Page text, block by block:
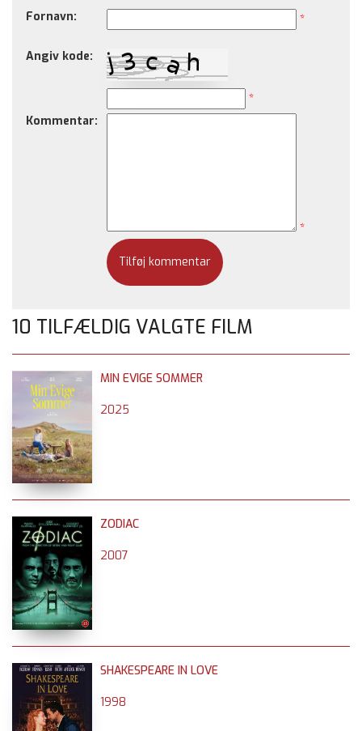
Fornavn:
*
Angiv kode:
*
Kommentar:
*
10 TILFÆLDIG VALGTE FILM
MIN EVIGE SOMMER
2025
ZODIAC
2007
SHAKESPEARE IN LOVE
1998